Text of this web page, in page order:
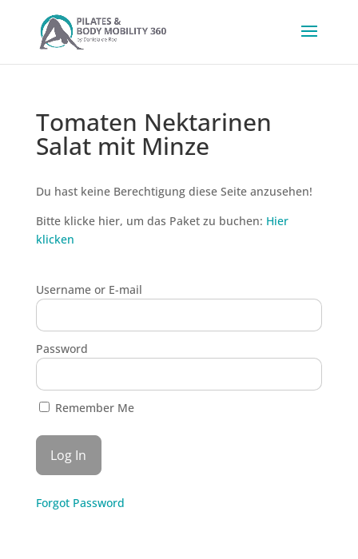
Tomaten Nektarinen
Salat mit Minze
Du hast keine Berechtigung diese Seite anzusehen!
Bitte klicke hier, um das Paket zu buchen: Hier
klicken
Username or E-mail
Password
Remember Me
Forgot Password